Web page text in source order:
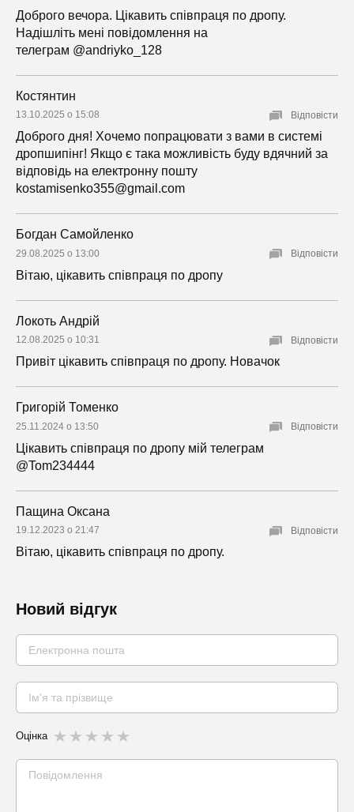
Доброго вечора. Цікавить співпраця по дропу.
Надішліть мені повідомлення на
телеграм @andriyko_128
Костянтин
13.10.2025 о 15:08
Доброго дня! Хочемо попрацювати з вами в системі
дропшипінг! Якщо є така можливість буду вдячний за
відповідь на електронну пошту
kostamisenko355@gmail.com
Відповісти
Богдан Самойленко
29.08.2025 о 13:00
Вітаю, цікавить співпраця по дропу
Відповісти
Локоть Андрій
12.08.2025 о 10:31
Привіт цікавить співпраця по дропу. Новачок
Відповісти
Григорій Томенко
25.11.2024 о 13:50
Цікавить співпраця по дропу мій телеграм
@Tom234444
Відповісти
Пащина Оксана
19.12.2023 о 21:47
Вітаю, цікавить співпраця по дропу.
Відповісти
Новий відгук
Оцінка